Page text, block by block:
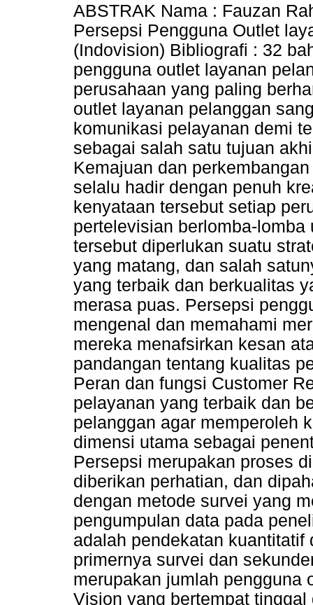
ABSTRAK Nama : Fauzan
Persepsi Pengguna Outlet
(Indovision) Bibliografi : 32
pengguna outlet layanan
perusahaan yang paling
outlet layanan pelanggan
komunikasi pelayanan demi
sebagai salah satu tujuan
Kemajuan dan
selalu hadir dengan penuh
kenyataan tersebut setiap
pertelevisian berlomba-
tersebut diperlukan suatu
yang matang, dan salah
yang terbaik dan berkualitas
merasa puas. Persepsi
mengenal dan memahami
mereka menafsirkan kesan
pandangan tentang kualitas
Peran dan fungsi Customer
pelayanan yang terbaik dan
pelanggan agar memperoleh
dimensi utama sebagai
Persepsi merupakan proses
diberikan perhatian, dan
dengan metode survei yang
pengumpulan data pada
adalah pendekatan
primernya survei dan
merupakan jumlah pengguna
Vision yang bertempat